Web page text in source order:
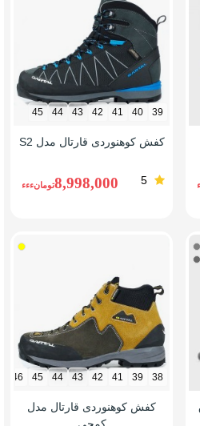
39
40
41
42
43
44
45
کفش کوهنوردی قارتال مدل S2
5
8,998,000تومانءءء
خاکستری
خاکستری
زرد
38
39
41
42
43
44
45
46
کفش کوهنوردی قارتال مدل